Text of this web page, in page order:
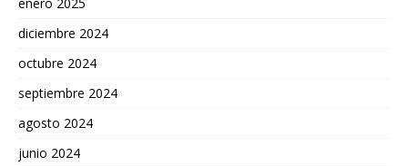
diciembre 2024
octubre 2024
septiembre 2024
agosto 2024
junio 2024